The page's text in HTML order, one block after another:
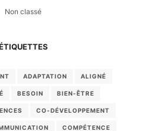
Non classé
ADAPTATION ALIGNÉ
BESOIN BIEN-ÊTRE
CO-DÉVELOPPEMENT
COMPÉTENCE